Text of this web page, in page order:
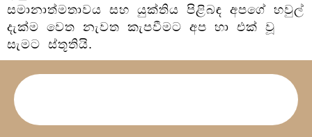
සමානාත්මතාවය සහ යුක්තිය පිළිබඳ අපගේ හවුල්
දැක්ම වෙත නැවත කැපවීමට අප හා එක් වූ
සැමට ස්තූතියි.